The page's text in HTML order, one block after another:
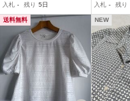
入札 - 残り 5日 入札 - 残り
送料無料 NEW